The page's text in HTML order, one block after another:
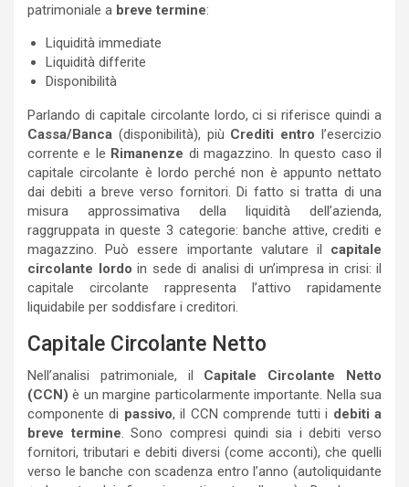
patrimoniale a breve termine:
Liquidità immediate
Liquidità differite
Disponibilità
Parlando di capitale circolante lordo, ci si riferisce quindi a
Cassa/Banca (disponibilità), più Crediti entro l’esercizio
corrente e le Rimanenze di magazzino. In questo caso il
capitale circolante è lordo perché non è appunto nettato
dai debiti a breve verso fornitori. Di fatto si tratta di una
misura approssimativa della liquidità dell’azienda,
raggruppata in queste 3 categorie: banche attive, crediti e
magazzino. Può essere importante valutare il capitale
circolante lordo in sede di analisi di un’impresa in crisi: il
capitale circolante rappresenta l’attivo rapidamente
liquidabile per soddisfare i creditori.
Capitale Circolante Netto
Nell’analisi patrimoniale, il Capitale Circolante Netto
(CCN) è un margine particolarmente importante. Nella sua
componente di passivo, il CCN comprende tutti i debiti a
breve termine. Sono compresi quindi sia i debiti verso
fornitori, tributari e debiti diversi (come acconti), che quelli
verso le banche con scadenza entro l’anno (autoliquidante